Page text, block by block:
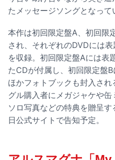
たメッセージソングとなって
本作は初回限定盤A、初回限
され、それぞれのDVDには
を収録。初回限定盤Aには表
たCDが付属し、初回限定盤
ほかフォトブックも封入さ
グル購入者にメガジャケや
ソロ写真などの特典を贈呈
日公式サイトで告知予定。